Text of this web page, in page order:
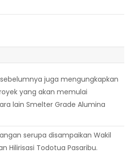
sebelumnya juga mengungkapkan
yang akan memulai
lain Smelter Grade Alumina
serupa disampaikan Wakil
Hilirisasi Todotua Pasaribu.